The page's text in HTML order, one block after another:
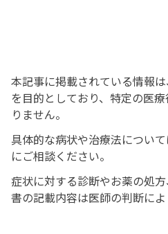
本記事に掲載されている情報
を目的としており、特定の医
りません。
具体的な病状や治療法につい
にご相談ください。
症状に対する診断やお薬の処
書の記載内容は医師の判断によ